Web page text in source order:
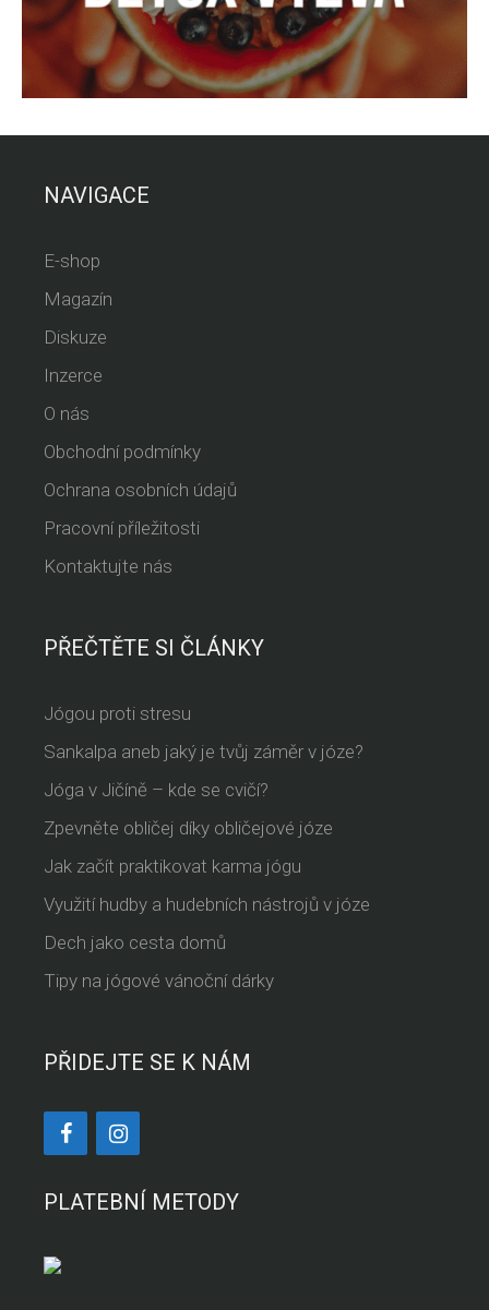
NAVIGACE
E-shop
Magazín
Diskuze
Inzerce
O nás
Obchodní podmínky
Ochrana osobních údajů
Pracovní příležitosti
Kontaktujte nás
PŘEČTĚTE SI ČLÁNKY
Jógou proti stresu
Sankalpa aneb jaký je tvůj záměr v józe?
Jóga v Jičíně – kde se cvičí?
Zpevněte obličej díky obličejové józe
Jak začít praktikovat karma jógu
Využití hudby a hudebních nástrojů v józe
Dech jako cesta domů
Tipy na jógové vánoční dárky
PŘIDEJTE SE K NÁM
PLATEBNÍ METODY